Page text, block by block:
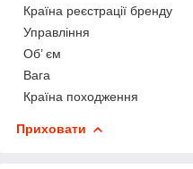
Країна реєстрації бренду
Управління
Об’ єм
Вага
Країна походження
Приховати